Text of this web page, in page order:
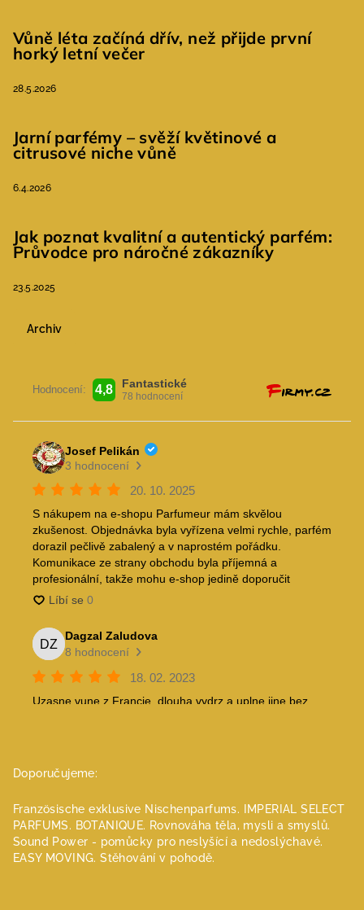
Vůně léta začíná dřív, než přijde první
horký letní večer
28.5.2026
Jarní parfémy – svěží květinové a
citrusové niche vůně
6.4.2026
Jak poznat kvalitní a autentický parfém:
Průvodce pro náročné zákazníky
23.5.2025
Archiv
Doporučujeme:
Französische exklusive Nischenparfums.
IMPERIAL SELECT
PARFUMS. BOTANIQUE. Rovnováha těla, mysli a smyslů.
Sound Power - pomůcky pro neslyšící a nedoslýchavé.
EASY MOVING. Stěhování v pohodě.